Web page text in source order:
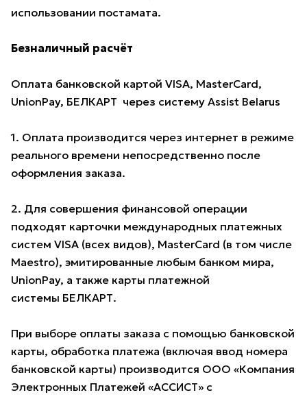
использовании постамата.
Безналичный расчёт
Оплата банковской картой VISA, MasterCard,
UnionPay, БЕЛКАРТ через систему Assist Belarus
1. Оплата производится через интернет в режиме
реального времени непосредственно после
оформления заказа.
2. Для совершения финансовой операции
подходят карточки международных платежных
систем VISA (всех видов), MasterCard (в том числе
Maestro), эмитированные любым банком мира,
UnionPay, а также карты платежной
системы БЕЛКАРТ.
При выборе оплаты заказа с помощью банковской
карты, обработка платежа (включая ввод номера
банковской карты) производится ООО «Компания
Электронных Платежей «АССИСТ» с